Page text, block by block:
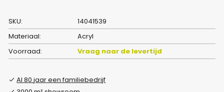
SKU:
14041539
Materiaal:
Acryl
Voorraad:
Vraag naar de levertijd
Al 80 jaar een familiebedrijf